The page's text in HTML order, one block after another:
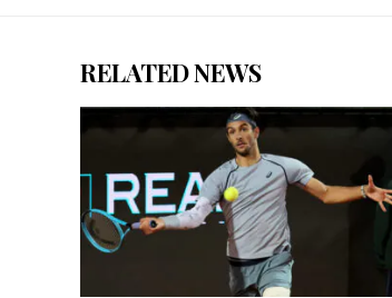
RELATED NEWS